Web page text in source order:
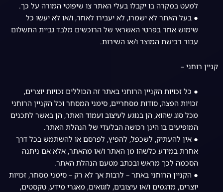
למעט במקרה בו יקבלו בעלי האתר צו שיפוטי המורה על כך.
● בעל האתר לא ישמרו, לא יעבירו לאחר, ו/או לא יעשו כל
שימוש אחר בפרטי האשראי של הרוכשים מלבד גביית התשלום
עבור רכישת המוצר ו/או השירות.
קניין רוחני –
● כל זכויות הקניין הרוחני באתר זה הכוללים זכויות יוצרים,
זכויות הפצה, סודות מסחריים, סימני המסחר וכל הקניין הרוחני
מכל סוג שהוא, הן בנוגע לעיצוב ועמוד האתר, הן באשר לתכנים
המופיעים בו הינן רכושה הבלעדי של הנהלת האתר.
● אין להעתיק, לשכפל, להפיץ, לפרסם או להשתמש בכל דרך
אחרת במידע כלשהו מן האתר ו/או מהאתר, אלא אם ניתנה
הסכמה לכך מראש ובכתב מטעם הנהלת האתר.
● הקניין הרוחני באתר – לרבות אך לא רק – סימני מסחר, זכויות
יוצרים, מדגמים ו/או עיצובים, לוגואים, מאגרי מידע, טקסטים,